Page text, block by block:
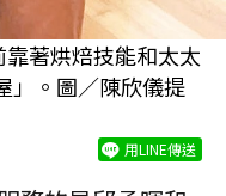
著烘焙技能和太太
」。圖／陳欣儀提
用LINE傳送